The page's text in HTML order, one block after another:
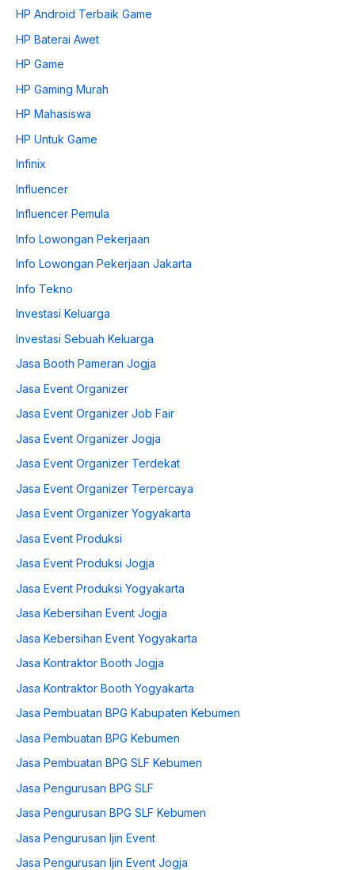
HP Android Terbaik Game
HP Baterai Awet
HP Game
HP Gaming Murah
HP Mahasiswa
HP Untuk Game
Infinix
Influencer
Influencer Pemula
Info Lowongan Pekerjaan
Info Lowongan Pekerjaan Jakarta
Info Tekno
Investasi Keluarga
Investasi Sebuah Keluarga
Jasa Booth Pameran Jogja
Jasa Event Organizer
Jasa Event Organizer Job Fair
Jasa Event Organizer Jogja
Jasa Event Organizer Terdekat
Jasa Event Organizer Terpercaya
Jasa Event Organizer Yogyakarta
Jasa Event Produksi
Jasa Event Produksi Jogja
Jasa Event Produksi Yogyakarta
Jasa Kebersihan Event Jogja
Jasa Kebersihan Event Yogyakarta
Jasa Kontraktor Booth Jogja
Jasa Kontraktor Booth Yogyakarta
Jasa Pembuatan BPG Kabupaten Kebumen
Jasa Pembuatan BPG Kebumen
Jasa Pembuatan BPG SLF Kebumen
Jasa Pengurusan BPG SLF
Jasa Pengurusan BPG SLF Kebumen
Jasa Pengurusan Ijin Event
Jasa Pengurusan Ijin Event Jogja